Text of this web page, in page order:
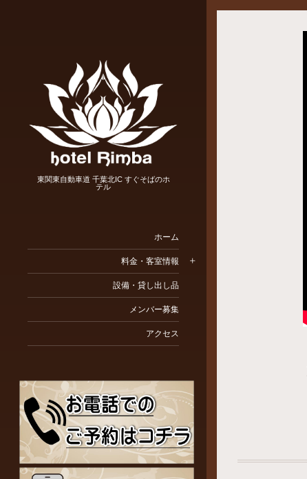
東関東自動車道 千葉北IC すぐそばのホ
テル
ホーム
料金・客室情報
設備・貸し出し品
メンバー募集
アクセス